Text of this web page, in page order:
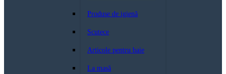
Produse de igienă
Scutece
Articole pentru baie
La masă